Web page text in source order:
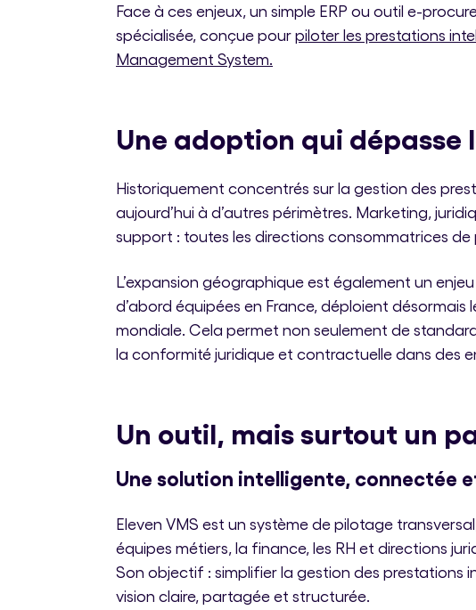
Face à ces enjeux, un simple ERP ou outil e-
spécialisée, conçue pourpiloter les prestations
Management System.
Une adoption qui dépasse
Historiquement concentrés sur la gestion des
aujourd’hui à d’autres périmètres. Marketing,
support : toutes les directions consommatrices
L’expansion géographique est également un
d’abord équipées en France, déploient désormais
mondiale. Cela permet non seulement de
la conformité juridique et contractuelle dans des
Un outil, mais surtout un
Une solution intelligente, connectée
Eleven VMS est un système de pilotage
équipes métiers, la finance, les RH et directions
Son objectif : simplifier la gestion des prestations
vision claire, partagée et structurée.